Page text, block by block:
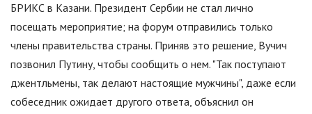
БРИКС в Казани. Президент Сербии не стал лично
посещать мероприятие; на форум отправились только
члены правительства страны. Приняв это решение, Вучич
позвонил Путину, чтобы сообщить о нем. "Так поступают
джентльмены, так делают настоящие мужчины", даже если
собеседник ожидает другого ответа, объяснил он